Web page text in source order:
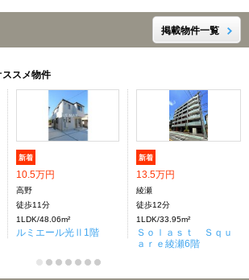
掲載物件一覧
ススメ物件
新着
10.5万円
高野
徒歩11分
1LDK/48.06m²
ルミエール光Ⅱ1階
新着
13.5万円
綾瀬
徒歩12分
1LDK/33.95m²
Ｓｏｌａｓｔ Ｓｑｕ
ａｒｅ綾瀬6階